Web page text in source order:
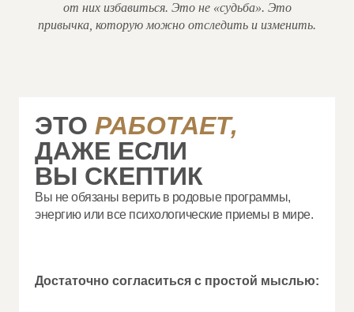
от них избавиться. Это не «судьба». Это
привычка, которую можно отследить и изменить.
ЭТО РАБОТАЕТ,
ДАЖЕ ЕСЛИ
ВЫ СКЕПТИК
Вы не обязаны верить в родовые программы,
энергию или все психологические приемы в мире.
Достаточно согласиться с простой мыслью: